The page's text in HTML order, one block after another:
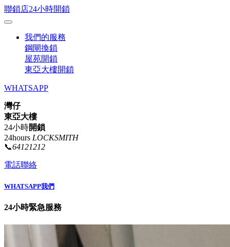
聯鎖店24小時開鎖
我們的服務
鋼閘換鎖
屋苑開鎖
東亞大樓開鎖
WHATSAPP
灣仔
東亞大樓
24小時開鎖
24hours LOCKSMITH
📞64121212
電話聯絡
WHATSAPP我們
24小時緊急服務